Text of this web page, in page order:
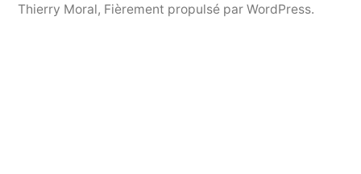
Thierry Moral, Fièrement propulsé par WordPress.